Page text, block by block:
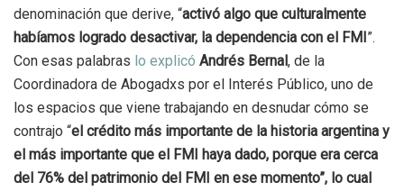
denominación que derive, “activó algo que culturalmente
habíamos logrado desactivar, la dependencia con el FMI”.
Con esas palabras lo explicó Andrés Bernal, de la
Coordinadora de Abogadxs por el Interés Público, uno de
los espacios que viene trabajando en desnudar cómo se
contrajo “el crédito más importante de la historia argentina y
el más importante que el FMI haya dado, porque era cerca
del 76% del patrimonio del FMI en ese momento”, lo cual